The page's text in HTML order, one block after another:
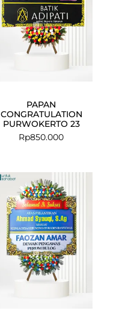
PAPAN
CONGRATULATION
PURWOKERTO 23
Rp850.000